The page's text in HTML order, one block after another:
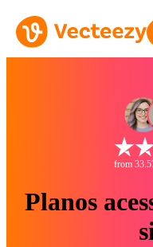
from
Planos